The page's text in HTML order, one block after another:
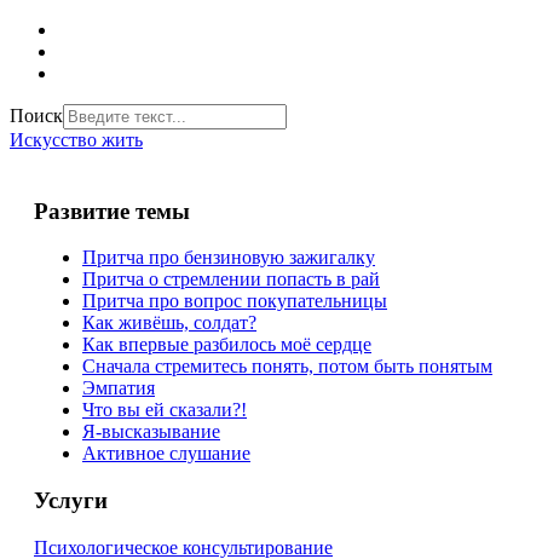
Поиск
Искусство жить
Развитие темы
Притча про бензиновую зажигалку
Притча о стремлении попасть в рай
Притча про вопрос покупательницы
Как живёшь, солдат?
Как впервые разбилось моё сердце
Сначала стремитесь понять, потом быть понятым
Эмпатия
Что вы ей сказали?!
Я-высказывание
Активное слушание
Услуги
Психологическое консультирование